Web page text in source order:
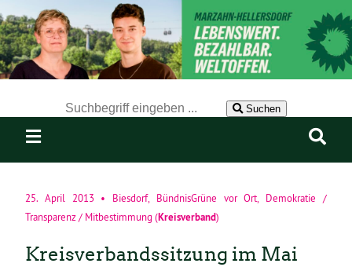
Suchen
25. April 2013 • Biesdorf, BündnisGrüne vor Ort, Demokratie /
Transparenz / Mitbestimmung (Kreisverband)
Kreisverbandssitzung im Mai